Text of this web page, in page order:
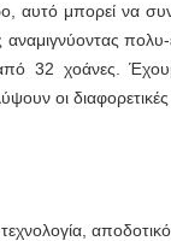
αυτό μπορεί να
πολυ-
32 χοάνες.
οι διαφορετικές